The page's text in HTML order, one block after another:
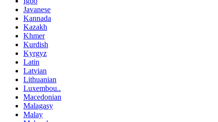
Javanese
Kannada
Kazakh
Khmer
Kurdish
Kyrgyz
Latin
Latvian
Lithuanian
Luxembou..
Macedonian
Malagasy
Malay